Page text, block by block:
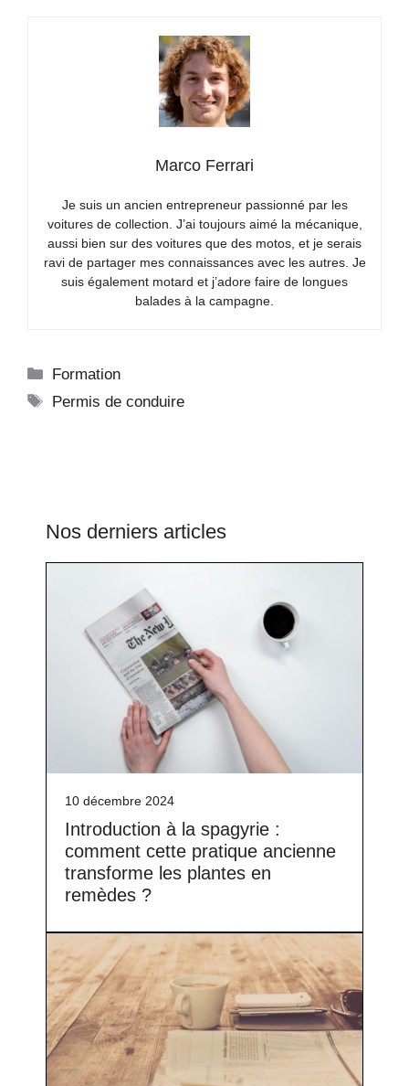
Marco Ferrari
Je suis un ancien entrepreneur passionné par les
voitures de collection. J’ai toujours aimé la mécanique,
aussi bien sur des voitures que des motos, et je serais
ravi de partager mes connaissances avec les autres. Je
suis également motard et j’adore faire de longues
balades à la campagne.
Catégories
Formation
Étiquettes
Permis de conduire
Nos derniers articles
10 décembre 2024
Introduction à la spagyrie :
comment cette pratique ancienne
transforme les plantes en
remèdes ?